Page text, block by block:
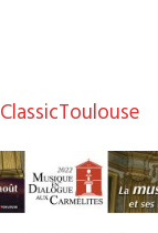
ClassicToulouse